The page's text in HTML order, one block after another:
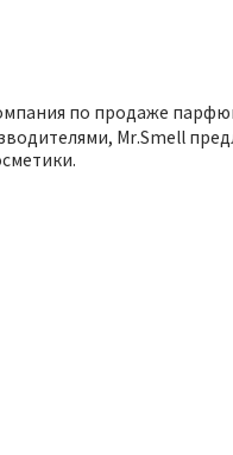
по продаже
Mr.Smell